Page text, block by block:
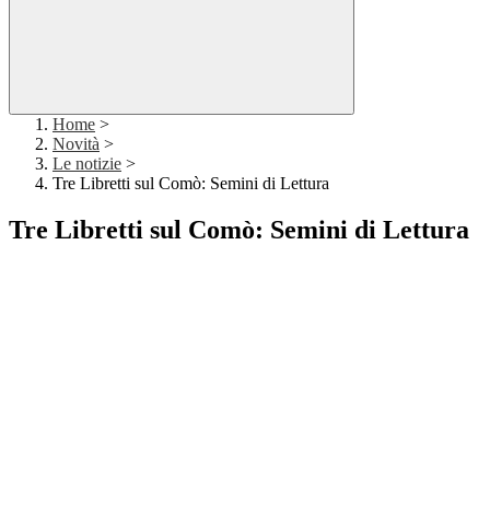
Home >
Novità >
Le notizie >
Tre Libretti sul Comò: Semini di Lettura
Tre Libretti sul Comò: Semini di Lettura